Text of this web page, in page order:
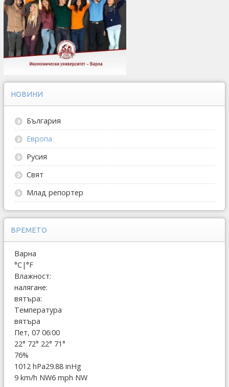
НОВИНИ
България
Европа
Русия
Свят
Млад репортер
ВРЕМЕТО
Варна
°C|°F
Влажност:
налягане:
вятъра:
Температура
вятъра
Пет, 07 06:00
22° 72° 22° 71°
76%
1012 hPa29.88 inHg
9 km/h NW6 mph NW